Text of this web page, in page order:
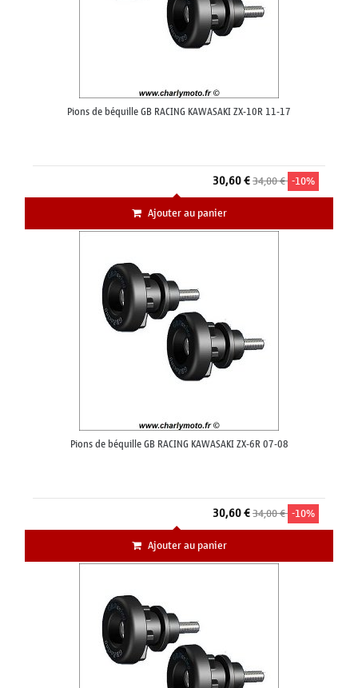
Pions de béquille GB RACING KAWASAKI ZX-10R 11-17
30,60 €34,00 € -10%
Ajouter au panier
Pions de béquille GB RACING KAWASAKI ZX-6R 07-08
30,60 €34,00 € -10%
Ajouter au panier